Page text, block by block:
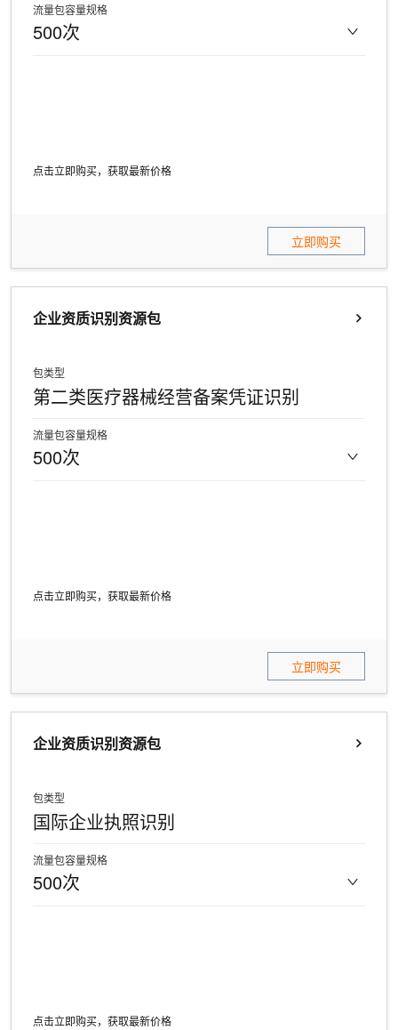
流量包容量规格
500次
点击立即购买，获取最新价格
立即购买
企业资质识别资源包
包类型
第二类医疗器械经营备案凭证识别
流量包容量规格
500次
点击立即购买，获取最新价格
立即购买
企业资质识别资源包
包类型
国际企业执照识别
流量包容量规格
500次
点击立即购买，获取最新价格